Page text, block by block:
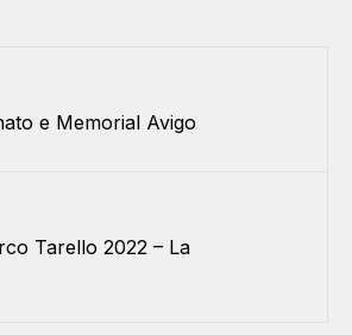
e Memorial Avigo
Tarello 2022 – La